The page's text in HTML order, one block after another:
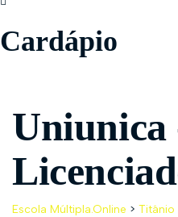
Cardápio
Uniunica
Escola Múltipla.Online > Titânio